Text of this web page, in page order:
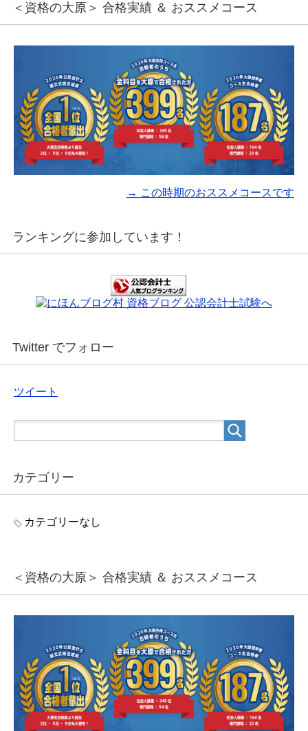
＜資格の大原＞ 合格実績 ＆ おススメコース
→ この時期のおススメコースです
ランキングに参加しています！
Twitter でフォロー
ツイート
カテゴリー
カテゴリーなし
＜資格の大原＞ 合格実績 ＆ おススメコース